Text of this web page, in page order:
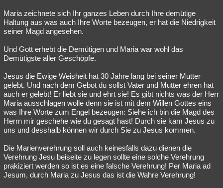
Maria zeichnete sich Ihr ganzes Leben durch Ihre demütige
Haltung aus was auch Ihre Worte bezeugen, er hat die Niedrigkeit
seiner Magd angesehen.
Und Gott erhebt die Demütigen und Maria war wohl das
Demütigste aller Geschöpfe.
Jesus die Ewige Weisheit hat 30 Jahre lang bei seiner Mutter
gelebt. Und nach dem Gebot du sollst Vater und Mutter ehren hat
auch er gelebt! Er liebt sie und ehrt sie! Es gibt nichts was der Herr
Maria ausschlagen wolle denn sie ist mit dem Willen Gottes eins
was Ihre Worte zum Engel bezeugen: Siehe ich bin die Magd des
Herrn mir geschehe wie du gesagt hast! Durch sie kam Jesus zu
uns und desshalb können wir durch Sie zu Jesus kommen.
Die Marienverehrung soll auch keinesfalls dazu dienen die
Verehrung Jesu beiseite zu legen sollte eine solche Verehrung
prakiziert werden so ist es eine falsche Verehrung! Per Maria ad
Jesum, durch Maria zu Jesus das ist die Wahre Verehrung!